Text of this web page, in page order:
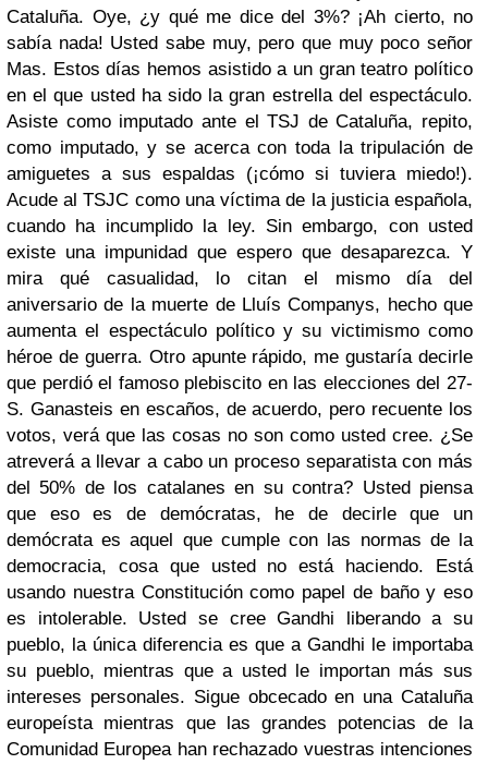
Cataluña. Oye, ¿y qué me dice del 3%? ¡Ah cierto, no
sabía nada! Usted sabe muy, pero que muy poco señor
Mas. Estos días hemos asistido a un gran teatro político
en el que usted ha sido la gran estrella del espectáculo.
Asiste como imputado ante el TSJ de Cataluña, repito,
como imputado, y se acerca con toda la tripulación de
amiguetes a sus espaldas (¡cómo si tuviera miedo!).
Acude al TSJC como una víctima de la justicia española,
cuando ha incumplido la ley. Sin embargo, con usted
existe una impunidad que espero que desaparezca. Y
mira qué casualidad, lo citan el mismo día del
aniversario de la muerte de Lluís Companys, hecho que
aumenta el espectáculo político y su victimismo como
héroe de guerra. Otro apunte rápido, me gustaría decirle
que perdió el famoso plebiscito en las elecciones del 27-
S. Ganasteis en escaños, de acuerdo, pero recuente los
votos, verá que las cosas no son como usted cree. ¿Se
atreverá a llevar a cabo un proceso separatista con más
del 50% de los catalanes en su contra? Usted piensa
que eso es de demócratas, he de decirle que un
demócrata es aquel que cumple con las normas de la
democracia, cosa que usted no está haciendo. Está
usando nuestra Constitución como papel de baño y eso
es intolerable. Usted se cree Gandhi liberando a su
pueblo, la única diferencia es que a Gandhi le importaba
su pueblo, mientras que a usted le importan más sus
intereses personales. Sigue obcecado en una Cataluña
europeísta mientras que las grandes potencias de la
Comunidad Europea han rechazado vuestras intenciones